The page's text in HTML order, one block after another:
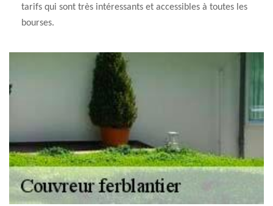
tarifs qui sont très intéressants et accessibles à toutes les
bourses.